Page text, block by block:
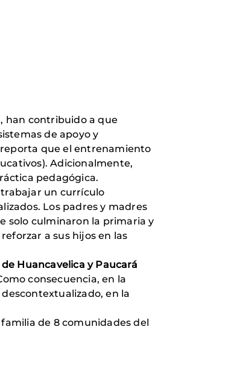
han contribuido a que
de apoyo y
que el entrenamiento
Adicionalmente,
pedagógica.
trabajar un currículo
Los padres y madres
solo culminaron la primaria y
a sus hijos en las
Huancavelica y Paucará
consecuencia, en la
en la
de 8 comunidades del